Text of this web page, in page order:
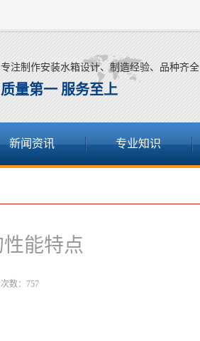
专注制作安装水箱设计、制造经验、品种齐全
质量第一 服务至上
新闻资讯 专业知识
能特点
数：757